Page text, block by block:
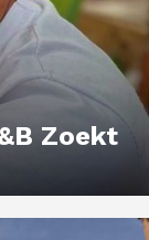
Zoekt